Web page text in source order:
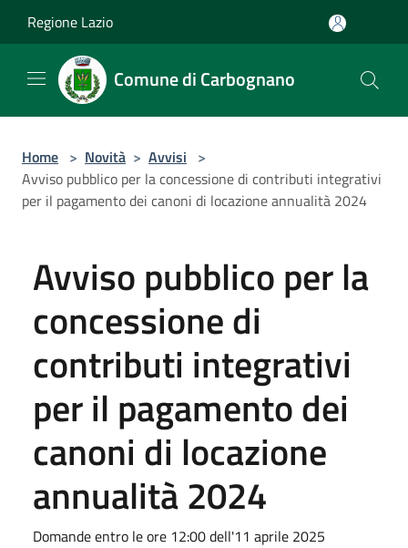
Regione Lazio
Comune di Carbognano
Home > Novità > Avvisi >
Avviso pubblico per la concessione di contributi integrativi
per il pagamento dei canoni di locazione annualità 2024
Avviso pubblico per la
concessione di
contributi integrativi
per il pagamento dei
canoni di locazione
annualità 2024
Domande entro le ore 12:00 dell'11 aprile 2025